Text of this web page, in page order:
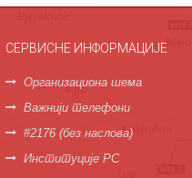
СЕРВИСНЕ ИНФОРМАЦИЈЕ
Организациона шема
Важнији телефони
#2176 (без наслова)
Институције РС